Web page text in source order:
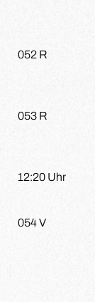
052 R
053 R
12:20 Uhr
054 V